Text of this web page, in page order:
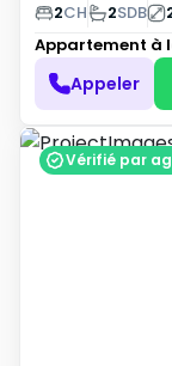
2CH 2SDB
Appartement à
Appeler
Vérifié par